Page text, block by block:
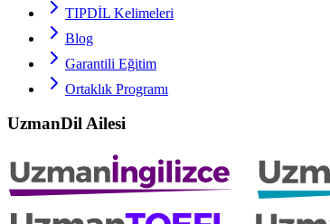
TIPDİL Kelimeleri
Blog
Garantili Eğitim
Ortaklık Programı
UzmanDil Ailesi